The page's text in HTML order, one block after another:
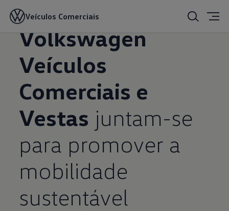
Veículos Comerciais
16/06/2023
Volkswagen
Veículos
Comerciais e
Vestas juntam-se
para promover a
mobilidade
sustentável